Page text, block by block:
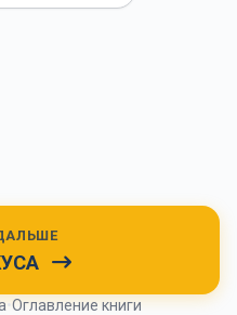
Оглавление книги